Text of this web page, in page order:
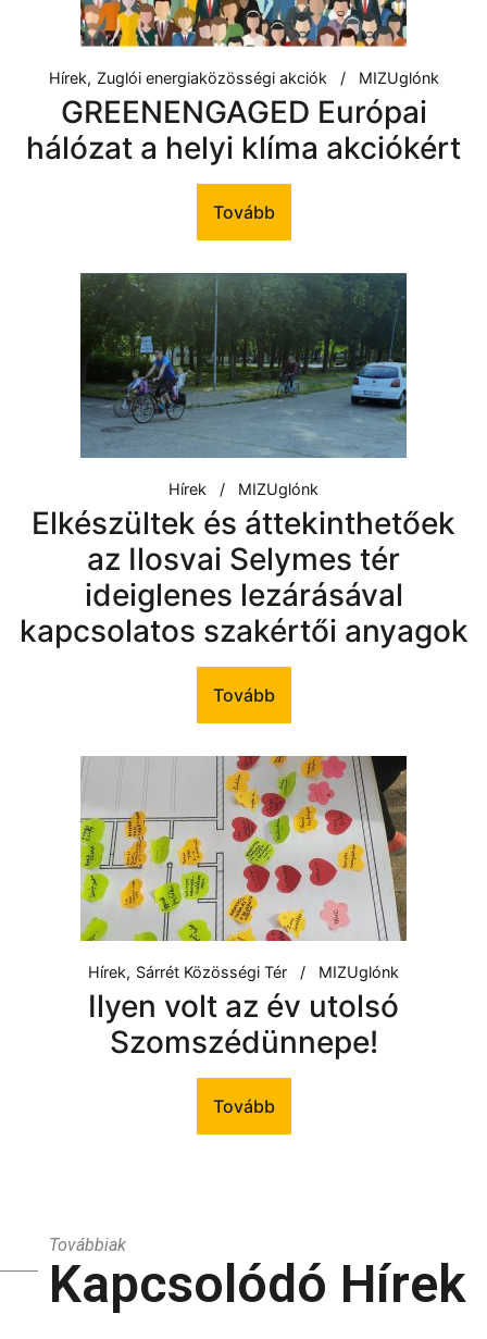
Hírek Zuglói energiaközösségi akciók MIZUglónk
GREENENGAGED Európai
hálózat a helyi klíma akciókért
Tovább
Hírek MIZUglónk
Elkészültek és áttekinthetőek
az Ilosvai Selymes tér
ideiglenes lezárásával
kapcsolatos szakértői anyagok
Tovább
Hírek Sárrét Közösségi Tér MIZUglónk
Ilyen volt az év utolsó
Szomszédünnepe!
Tovább
Továbbiak
Kapcsolódó Hírek